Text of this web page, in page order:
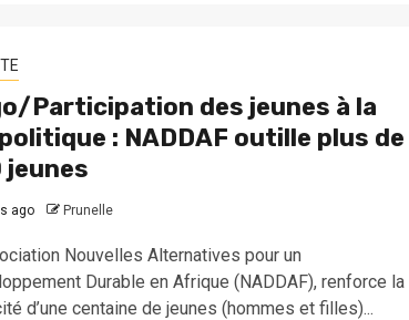
Participation des jeunes à la
: NADDAF outille plus de
jeunes
ago Prunelle
Nouvelles Alternatives pour un
Durable en Afrique (NADDAF), renforce la
d’une centaine de jeunes (hommes et filles)...